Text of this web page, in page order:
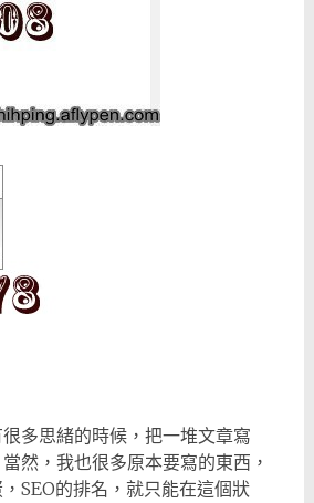
多思緒的時候，把一堆文章寫
然，我也很多原本要寫的東西，
SEO的排名，就只能在這個狀